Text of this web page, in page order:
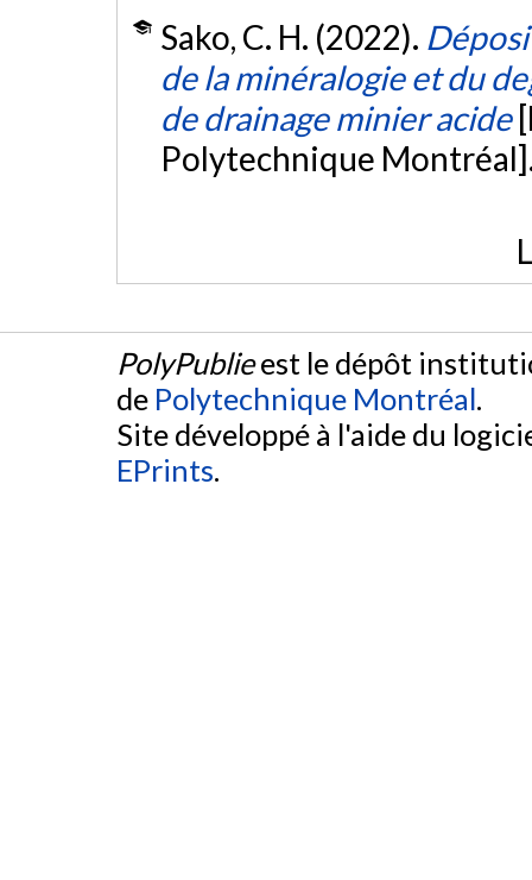
Sako, C. H. (2022).
de la minéralogie et du
de drainage minier acide
Polytechnique
PolyPublieest le dépôt
de Polytechnique Montréal.
Site développé à l'aide du
EPrints.